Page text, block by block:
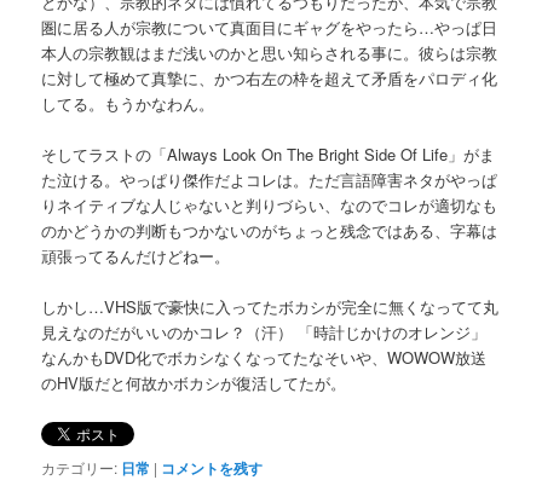
圏に居る人が宗教について真面目にギャグをやったら…やっぱ日
本人の宗教観はまだ浅いのかと思い知らされる事に。彼らは宗教
に対して極めて真摯に、かつ右左の枠を超えて矛盾をパロディ化
してる。もうかなわん。
そしてラストの「Always Look On The Bright Side Of Life」がま
た泣ける。やっぱり傑作だよコレは。ただ言語障害ネタがやっぱ
りネイティブな人じゃないと判りづらい、なのでコレが適切なも
のかどうかの判断もつかないのがちょっと残念ではある、字幕は
頑張ってるんだけどねー。
しかし…VHS版で豪快に入ってたボカシが完全に無くなってて丸
見えなのだがいいのかコレ？（汗） 「時計じかけのオレンジ」
なんかもDVD化でボカシなくなってたなそいや、WOWOW放送
のHV版だと何故かボカシが復活してたが。
カテゴリー: 日常 | コメントを残す